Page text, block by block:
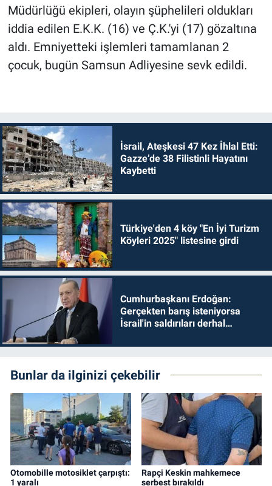
Müdürlüğü ekipleri, olayın şüphelileri oldukları
iddia edilen E.K.K. (16) ve Ç.K.'yi (17) gözaltına
aldı. Emniyetteki işlemleri tamamlanan 2
çocuk, bugün Samsun Adliyesine sevk edildi.
İsrail, Ateşkesi 47 Kez İhlal Etti:
Gazze’de 38 Filistinli Hayatını
Kaybetti
Türkiye'den 4 köy "En İyi Turizm
Köyleri 2025" listesine girdi
Cumhurbaşkanı Erdoğan:
Gerçekten barış isteniyorsa
İsrail'in saldırıları derhal
Bunlar da ilginizi çekebilir
Otomobille motosiklet çarpıştı:
1 yaralı
Rapçi Keskin mahkemece
serbest bırakıldı